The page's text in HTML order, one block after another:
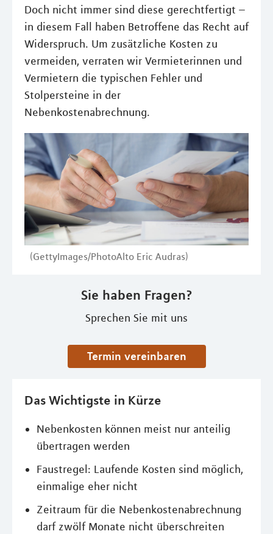
Doch nicht immer sind diese gerechtfertigt –
in diesem Fall haben Betroffene das Recht auf
Widerspruch. Um zusätzliche Kosten zu
vermeiden, verraten wir Vermieterinnen und
Vermietern die typischen Fehler und
Stolpersteine in der
Nebenkostenabrechnung.
(GettyImages/PhotoAlto Eric Audras)
Sie haben Fragen?
Sprechen Sie mit uns
Termin vereinbaren
Das Wichtigste in Kürze
Nebenkosten können meist nur anteilig
übertragen werden
Faustregel: Laufende Kosten sind möglich,
einmalige eher nicht
Zeitraum für die Nebenkostenabrechnung
darf zwölf Monate nicht überschreiten